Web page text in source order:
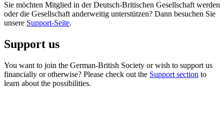
Sie möchten Mitglied in der Deutsch-Britischen Gesellschaft werden
oder die Gesellschaft anderweitig unterstützen? Dann besuchen Sie
unsere Support-Seite.
Support us
You want to join the German-British Society or wish to support us
financially or otherwise? Please check out the Support section to
learn about the possibilities.